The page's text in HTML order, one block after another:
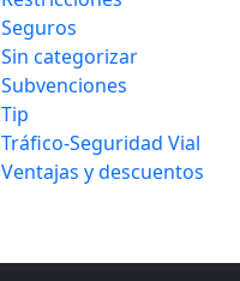
Seguros
Sin categorizar
Subvenciones
Tip
Tráfico-Seguridad Vial
Ventajas y descuentos